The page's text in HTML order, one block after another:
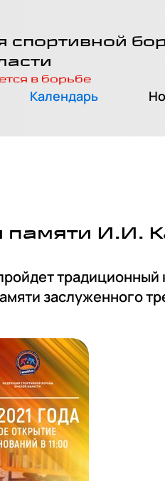
спортивной
в борьбе
Календарь
памяти И.И.
заслуженного